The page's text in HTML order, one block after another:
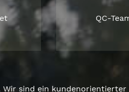
QC-
sind ein